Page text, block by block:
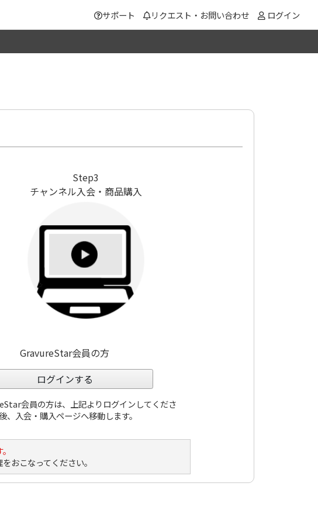
サポート リクエスト・お問い合わせ ログイン
Step3
チャンネル入会・商品購入
GravureStar会員の方
ログインする
会員の方は、上記よりログインしてくださ
、入会・購入ページへ移動します。
おこなってください。